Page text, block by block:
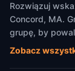
Rozwiązuj
Concord, MA.
grupę, by
Zobacz